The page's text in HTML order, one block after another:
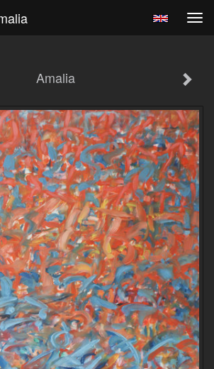
Amalia